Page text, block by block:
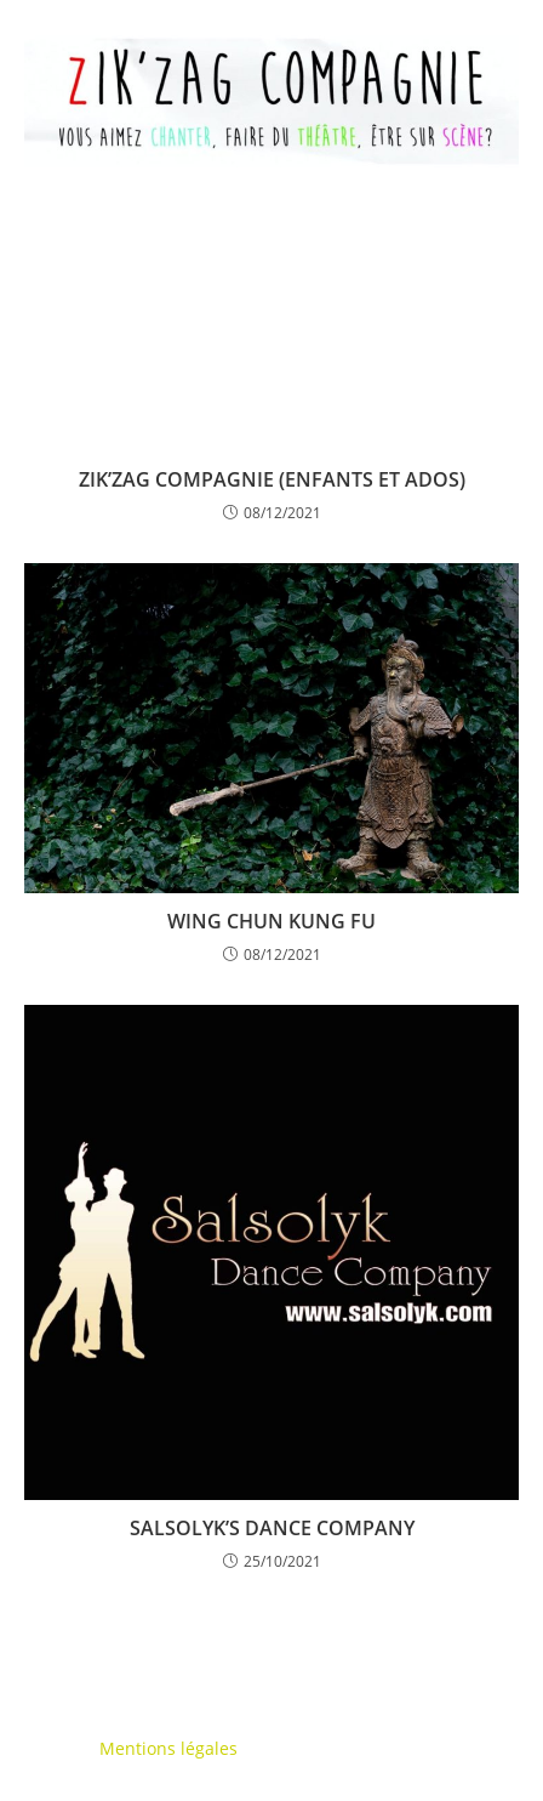
ZIK’ZAG COMPAGNIE (ENFANTS ET ADOS)
08/12/2021
WING CHUN KUNG FU
08/12/2021
SALSOLYK’S DANCE COMPANY
25/10/2021
Mentions légales